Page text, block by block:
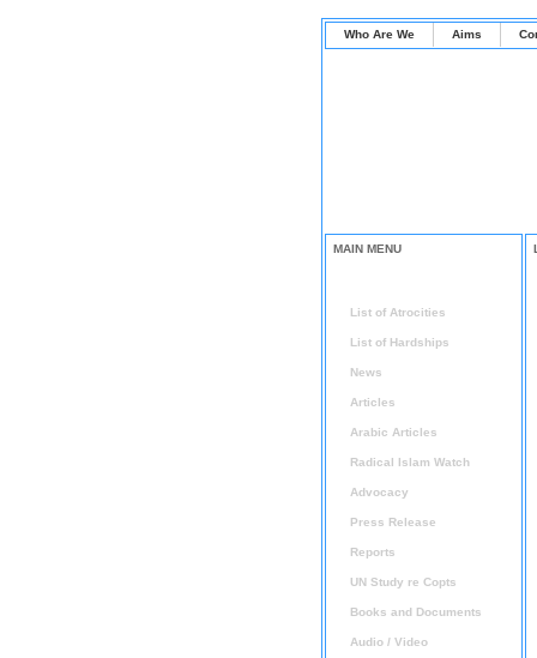
Who Are We Aims
MAIN MENU
List of Atrocities
List of Hardships
News
Articles
Arabic Articles
Radical Islam Watch
Advocacy
Press Release
Reports
UN Study re Copts
Books and Documents
Audio / Video